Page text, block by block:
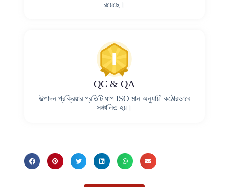
রয়েছে।
QC & QA
উত্পাদন প্রক্রিয়ার প্রতিটি ধাপ ISO মান অনুযায়ী কঠোরভাবে
সঞ্চালিত হয়।